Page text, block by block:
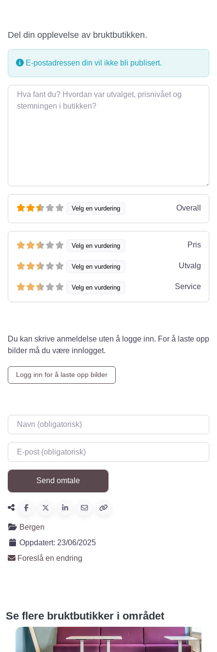
Del din opplevelse av bruktbutikken.
E-postadressen din vil ikke bli publisert.
Omtale
Velg en vurdering Overall
Velg en vurdering Pris
Velg en vurdering Utvalg
Velg en vurdering Service
Du kan skrive anmeldelse uten å logge inn. For å laste opp
bilder må du være innlogget.
Logg inn for å laste opp bilder
Navn
E-post
Bergen
Oppdatert: 23/06/2025
Foreslå en endring
Se flere bruktbutikker i området